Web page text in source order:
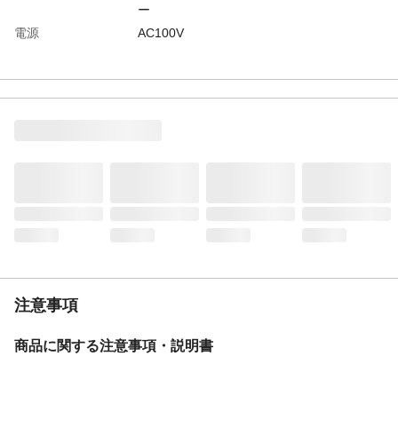
ー
電源
AC100V
周波数
50/60Hz
注意事項
商品に関する注意事項・説明書